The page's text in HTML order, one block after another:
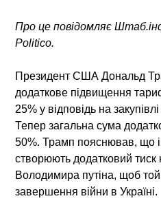
Про це повідомляє
Politico.
Президент США Дональд
додаткове підвищення
25% у відповідь на
Тепер загальна сума
50%. Трамп пояснював, що
створюють додатковий тиск
Володимира путіна, щоб
завершення війни в Україні.